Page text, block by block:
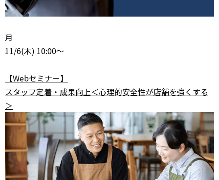
月
11/6(木) 10:00～
【Webセミナー】
スタッフ定着・成果向上＜心理的安全性が店舗を強くする
＞